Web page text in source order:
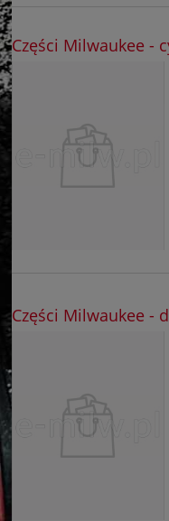
Części Milwaukee -
Części Milwaukee -